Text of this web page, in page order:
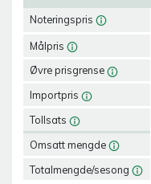
Noteringspris
Målpris
Øvre prisgrense
Importpris
Tollsats
Omsatt mengde
Totalmengde/sesong